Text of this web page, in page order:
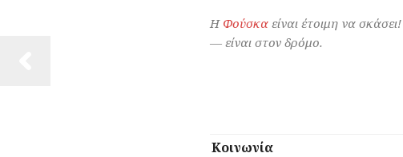
Η Φούσκα είναι έτοιμη να
— είναι στον δρόμο.
Κοινωνία